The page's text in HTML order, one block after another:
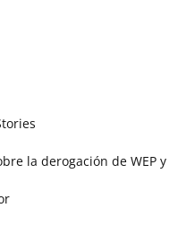
la derogación de WEP y